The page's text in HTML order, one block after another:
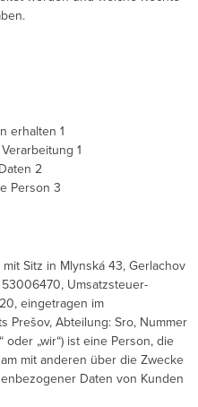
erhalten 1
1
2
Person 3
Sitz in Mlynská 43, Gerlachov
53006470, Umsatzsteuer-
eingetragen im
Prešov, Abteilung: Sro, Nummer
„wir“) ist eine Person, die
mit anderen über die Zwecke
Daten von Kunden